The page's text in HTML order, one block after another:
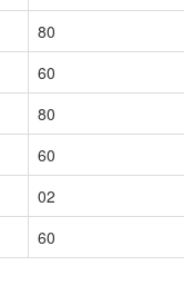
80
60
80
60
02
60